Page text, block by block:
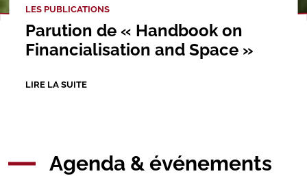
LES PUBLICATIONS
Parution de « Handbook on
Financialisation and Space »
LIRE LA SUITE
Agenda & événements